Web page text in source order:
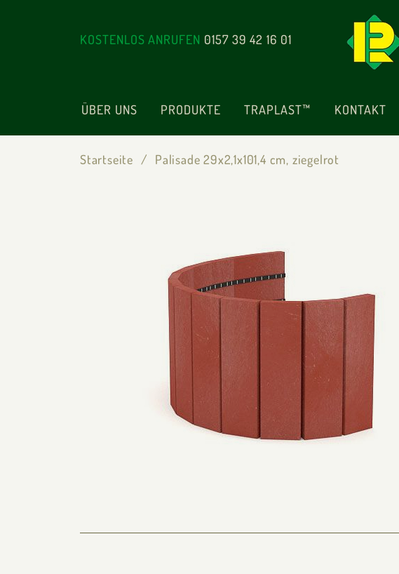
KOSTENLOS ANRUFEN 0157 39 42 16 01
ÜBER UNS PRODUKTE TRAPLAST™ KONTAKT
Startseite Palisade 29x2,1x101,4 cm, ziegelrot